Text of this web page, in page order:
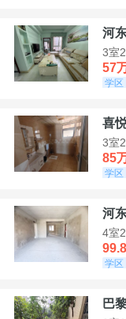
河
3室
57
学区
喜
3室
85
学区
河
4室
学区
巴